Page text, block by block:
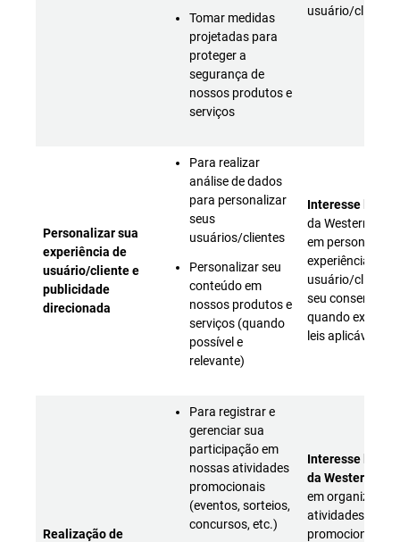
Tomar medidas
projetadas para
proteger a
segurança de
nossos produtos e
serviços
usuário/cliente
Personalizar sua
experiência de
usuário/cliente e
publicidade
direcionada
Para realizar
análise de dados
para personalizar
seus
usuários/clientes
Personalizar seu
conteúdo em
nossos produtos e
serviços (quando
possível e
relevante)
Interesse
da Western
em personalizar
experiência de
usuário/cliente
seu
quando exigido
leis aplicáveis)
Realização de
Para registrar e
gerenciar sua
participação em
nossas atividades
promocionais
(eventos, sorteios,
concursos, etc.)
Interesse
da Western
em organizar
atividades
promocionais